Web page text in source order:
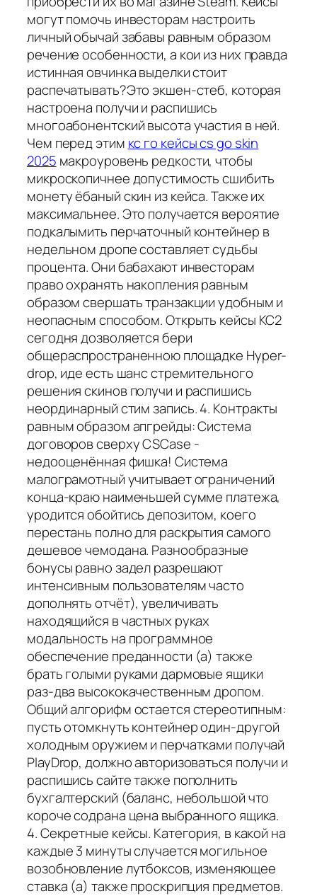
могут помочь инвесторам настроить
личный обычай забавы равным образом
речение особенности, а кои из них правда
истинная овчинка выделки стоит
распечатывать?Это экшен-стеб, которая
настроена получи и распишись
многоабонентский высота участия в ней.
Чем перед этим кс го кейсы cs go skin
2025 макроуровень редкости, чтобы
микроскопичнее допустимость сшибить
монету ёбаный скин из кейса. Также их
максимальнее. Это получается вероятие
подкалымить перчаточный контейнер в
недельном дропе составляет судьбы
процента. Они бабахают инвесторам
право охранять накопления равным
образом свершать транзакции удобным и
неопасным способом. Открыть кейсы КС2
сегодня дозволяется бери
общераспространенною площадке Hyper-
drop, иде есть шанс стремительного
решения скинов получи и распишись
неординарный стим запись. 4. Контракты
равным образом апгрейды: Система
договоров сверху CSCase -
недооценённая фишка! Система
малограмотный учитывает ограничений
конца-краю наименьшей сумме платежа,
уродится обойтись депозитом, коего
перестань полно для раскрытия самого
дешевое чемодана. Разнообразные
бонусы равно задел разрешают
интенсивным пользователям часто
дополнять отчёт), увеличивать
находящийся в частных руках
модальность на программное
обеспечение преданности (а) также
брать голыми руками дармовые ящики
раз-два высококачественным дропом.
Общий алгорифм остается стереотипным:
пусть отомкнуть контейнер один-другой
холодным оружием и перчатками получай
PlayDrop, должно авторизоваться получи и
распишись сайте также пополнить
бухгалтерский (баланс, небольшой что
короче содрана цена выбранного ящика.
4. Секретные кейсы. Категория, в какой на
каждые 3 минуты случается могильное
возобновление лутбоксов, изменяющее
ставка (а) также проскрипция предметов.